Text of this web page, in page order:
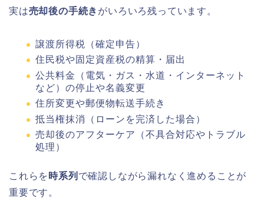
実は売却後の手続き がいろいろ残っています。
譲渡所得税（確定申告）
住民税や固定資産税の精算・届出
公共料金（電気・ガス・水道・インターネット
など）の停止や名義変更
住所変更や郵便物転送手続き
抵当権抹消（ローンを完済した場合）
売却後のアフターケア（不具合対応やトラブル
処理）
これらを時系列 で確認しながら漏れなく進めることが
重要です。